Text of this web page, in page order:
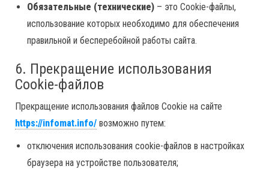
Обязательные (технические) – это Cookie-файлы,
использование которых необходимо для обеспечения
правильной и бесперебойной работы сайта.
6. Прекращение использования
Cookie-файлов
Прекращение использования файлов Cookie на сайте
https://infomat.info/ возможно путем:
отключения использования cookie-файлов в настройках
браузера на устройстве пользователя;